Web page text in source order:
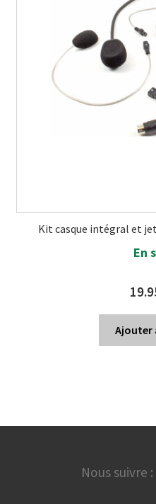
Kit casque intégral et jet
En
Ajouter
Nous suivre :